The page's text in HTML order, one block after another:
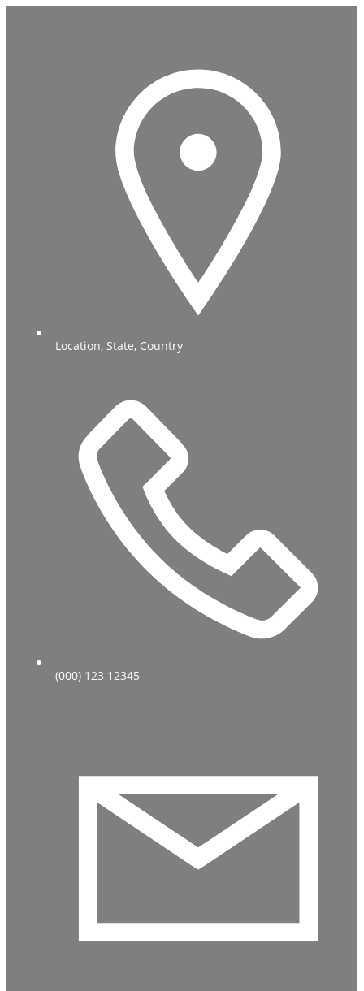
Location, State, Country
(000) 123 12345